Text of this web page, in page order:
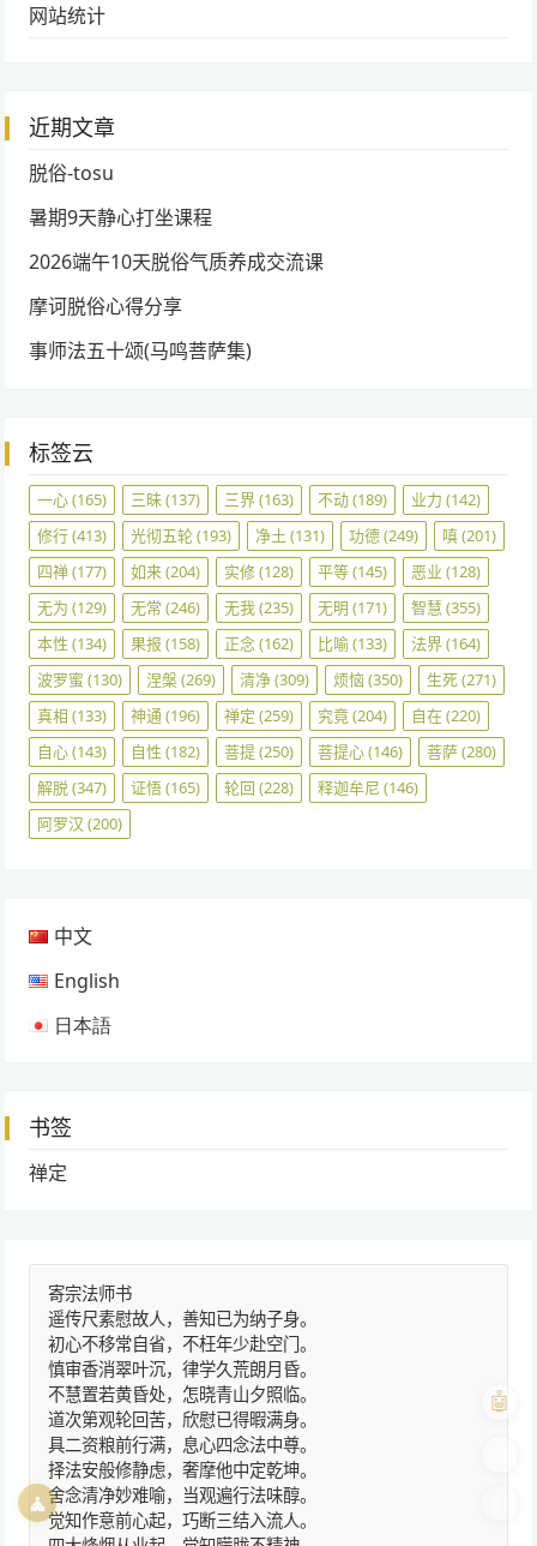
网站统计
近期文章
脱俗-tosu
暑期9天静心打坐课程
2026端午10天脱俗气质养成交流课
摩诃脱俗心得分享
事师法五十颂(马鸣菩萨集)
标签云
一心(165) 三昧(137) 三界(163) 不动(189) 业力 (142)
修行(413) 光彻五轮(193) 净土 (131) 功德(249) 嗔(201)
四禅(177) 如来(204) 实修(128) 平等(145) 恶业 (128)
无为 (129) 无常 (246) 无我(235) 无明 (171) 智慧 (355)
本性 (134) 果报 (158) 正念(162) 比喻(133) 法界(164)
波罗蜜 (130) 涅槃(269) 清净(309) 烦恼(350) 生死(271)
真相 (133) 神通 (196) 禅定 (259) 究竟(204) 自在(220)
自心(143) 自性 (182) 菩提(250) 菩提心(146) 菩萨(280)
解脱(347) 证悟(165) 轮回 (228) 释迦牟尼 (146)
阿罗汉 (200)
中文
English
日本語
书签
禅定
寄宗法师书
遥传尺素慰故人，善知已为纳子身。
初心不移常自省，不枉年少赴空门。
慎审香消翠叶沉，律学久荒朗月昏。
不慧置若黄昏处，怎晓青山夕照临。
道次第观轮回苦，欣慰已得暇满身。
具二资粮前行满，息心四念法中尊。
择法安般修静虑，奢摩他中定乾坤。
舍念清净妙难喻，当观遍行法味醇。
觉知作意前心起，巧断三结入流人。
🧘
🤖